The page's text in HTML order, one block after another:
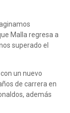
Malla regresa a
superado el
un nuevo
de carrera en
además